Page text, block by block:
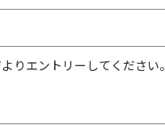
りエントリーしてください。